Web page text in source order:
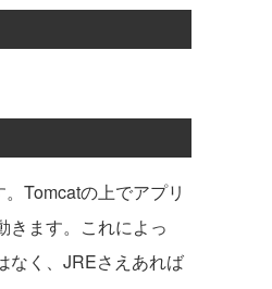
Tomcatの上でアプリ
きます。これによっ
なく、JREさえあれば